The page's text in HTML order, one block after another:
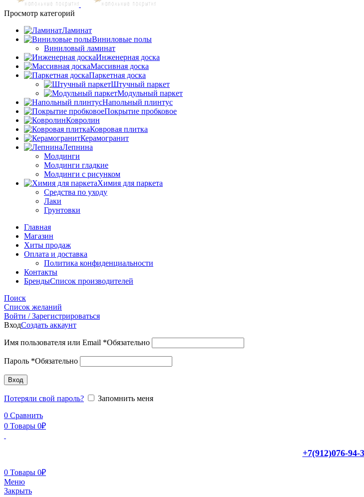
Просмотр категорий
Ламинат
Виниловые полы
Виниловый ламинат
Инженерная доска
Массивная доска
Паркетная доска
Штучный паркет
Модульный паркет
Напольный плинтус
Покрытие пробковое
Ковролин
Ковровая плитка
Керамогранит
Лепнина
Молдинги
Молдинги гладкие
Молдинги с рисунком
Химия для паркета
Средства по уходу
Лаки
Грунтовки
Главная
Магазин
Хиты продаж
Оплата и доставка
Политика конфиденциальности
Контакты
БрендыСписок производителей
Поиск
Список желаний
Войти / Зарегистрироваться
ВходСоздать аккаунт
Имя пользователя или Email *Обязательно
Пароль *Обязательно
Вход
Потеряли свой пароль?
Запомнить меня
0 Сравнить
0 Товары 0₽
+7(912)076-94-
0 Товары 0₽
Меню
Закрыть